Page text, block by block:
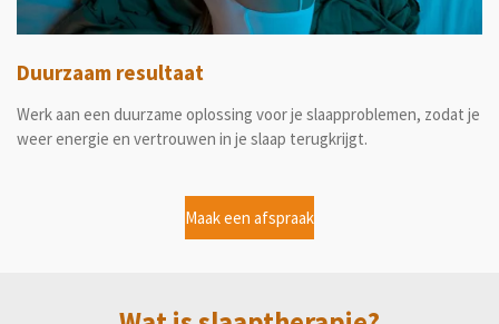
Duurzaam resultaat
Werk aan een duurzame oplossing voor je slaapproblemen, zodat je
weer energie en vertrouwen in je slaap terugkrijgt.
Maak een afspraak